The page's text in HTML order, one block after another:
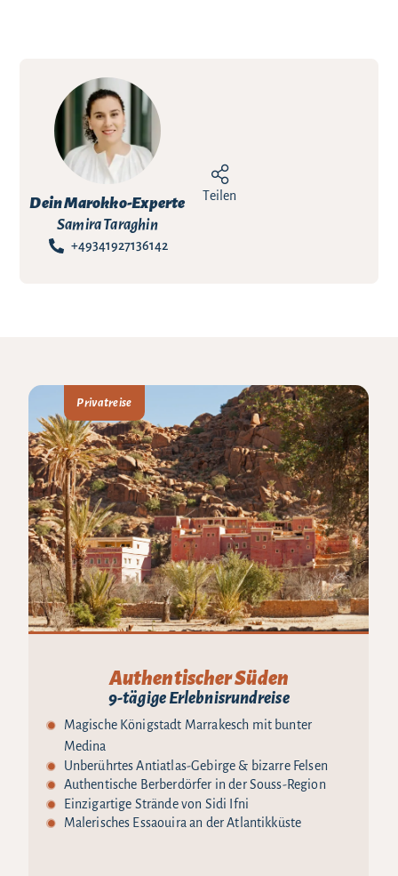
Dein Marokko-Experte
Samira Taraghin
+49341927136142
Teilen
Privatreise
Authentischer Süden
9-tägige Erlebnisrundreise
Magische Königstadt Marrakesch mit bunter
Medina
Unberührtes Antiatlas-Gebirge & bizarre Felsen
Authentische Berberdörfer in der Souss-Region
Einzigartige Strände von Sidi Ifni
Malerisches Essaouira an der Atlantikküste